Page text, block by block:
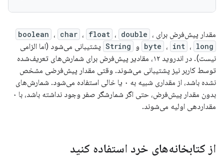
مقدار پیش‌فرض برای boolean ، char ، float ، double ،
byte ، int ، long و String پشتیبانی می‌شود (اما الزامی
نیست). در اندروید ۱۲، مقادیر پیش‌فرض برای شمارش‌های تعریف‌شده
توسط کاربر نیز پشتیبانی می‌شوند. وقتی مقدار پیش‌فرضی مشخص
نشده باشد، از مقداری شبیه به ۰ یا خالی استفاده می‌شود. شمارش‌های
بدون مقدار پیش‌فرض، حتی اگر شمارشگر صفر وجود نداشته باشد، با ۰
مقداردهی اولیه می‌شوند.
از کتابخانه‌های خرد استفاده کنید